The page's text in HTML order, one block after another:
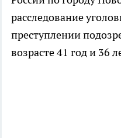
расследование
преступлении
возрасте 41 год и 36